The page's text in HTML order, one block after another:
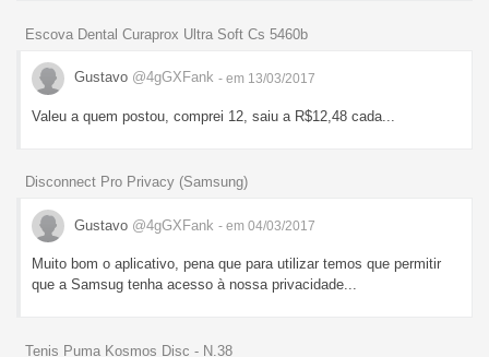
Escova Dental Curaprox Ultra Soft Cs 5460b
Gustavo @4gGXFank - em 13/03/2017
Valeu a quem postou, comprei 12, saiu a R$12,48 cada...
Disconnect Pro Privacy (Samsung)
Gustavo @4gGXFank - em 04/03/2017
Muito bom o aplicativo, pena que para utilizar temos que permitir
que a Samsug tenha acesso à nossa privacidade...
Tenis Puma Kosmos Disc - N.38